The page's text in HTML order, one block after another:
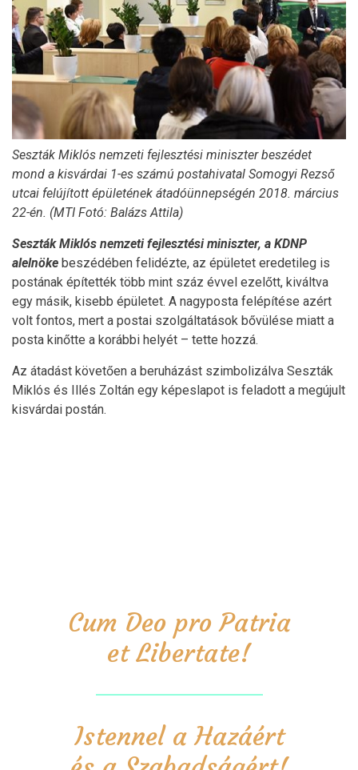
Seszták Miklós nemzeti fejlesztési miniszter beszédet
mond a kisvárdai 1-es számú postahivatal Somogyi Rezső
utcai felújított épületének átadóünnepségén 2018. március
22-én. (MTI Fotó: Balázs Attila)
Seszták Miklós nemzeti fejlesztési miniszter, a KDNP
alelnöke beszédében felidézte, az épületet eredetileg is
postának építették több mint száz évvel ezelőtt, kiváltva
egy másik, kisebb épületet. A nagyposta felépítése azért
volt fontos, mert a postai szolgáltatások bővülése miatt a
posta kinőtte a korábbi helyét – tette hozzá.
Az átadást követően a beruházást szimbolizálva Seszták
Miklós és Illés Zoltán egy képeslapot is feladott a megújult
kisvárdai postán.
Cum Deo pro Patria
et Libertate!
Istennel a Hazáért